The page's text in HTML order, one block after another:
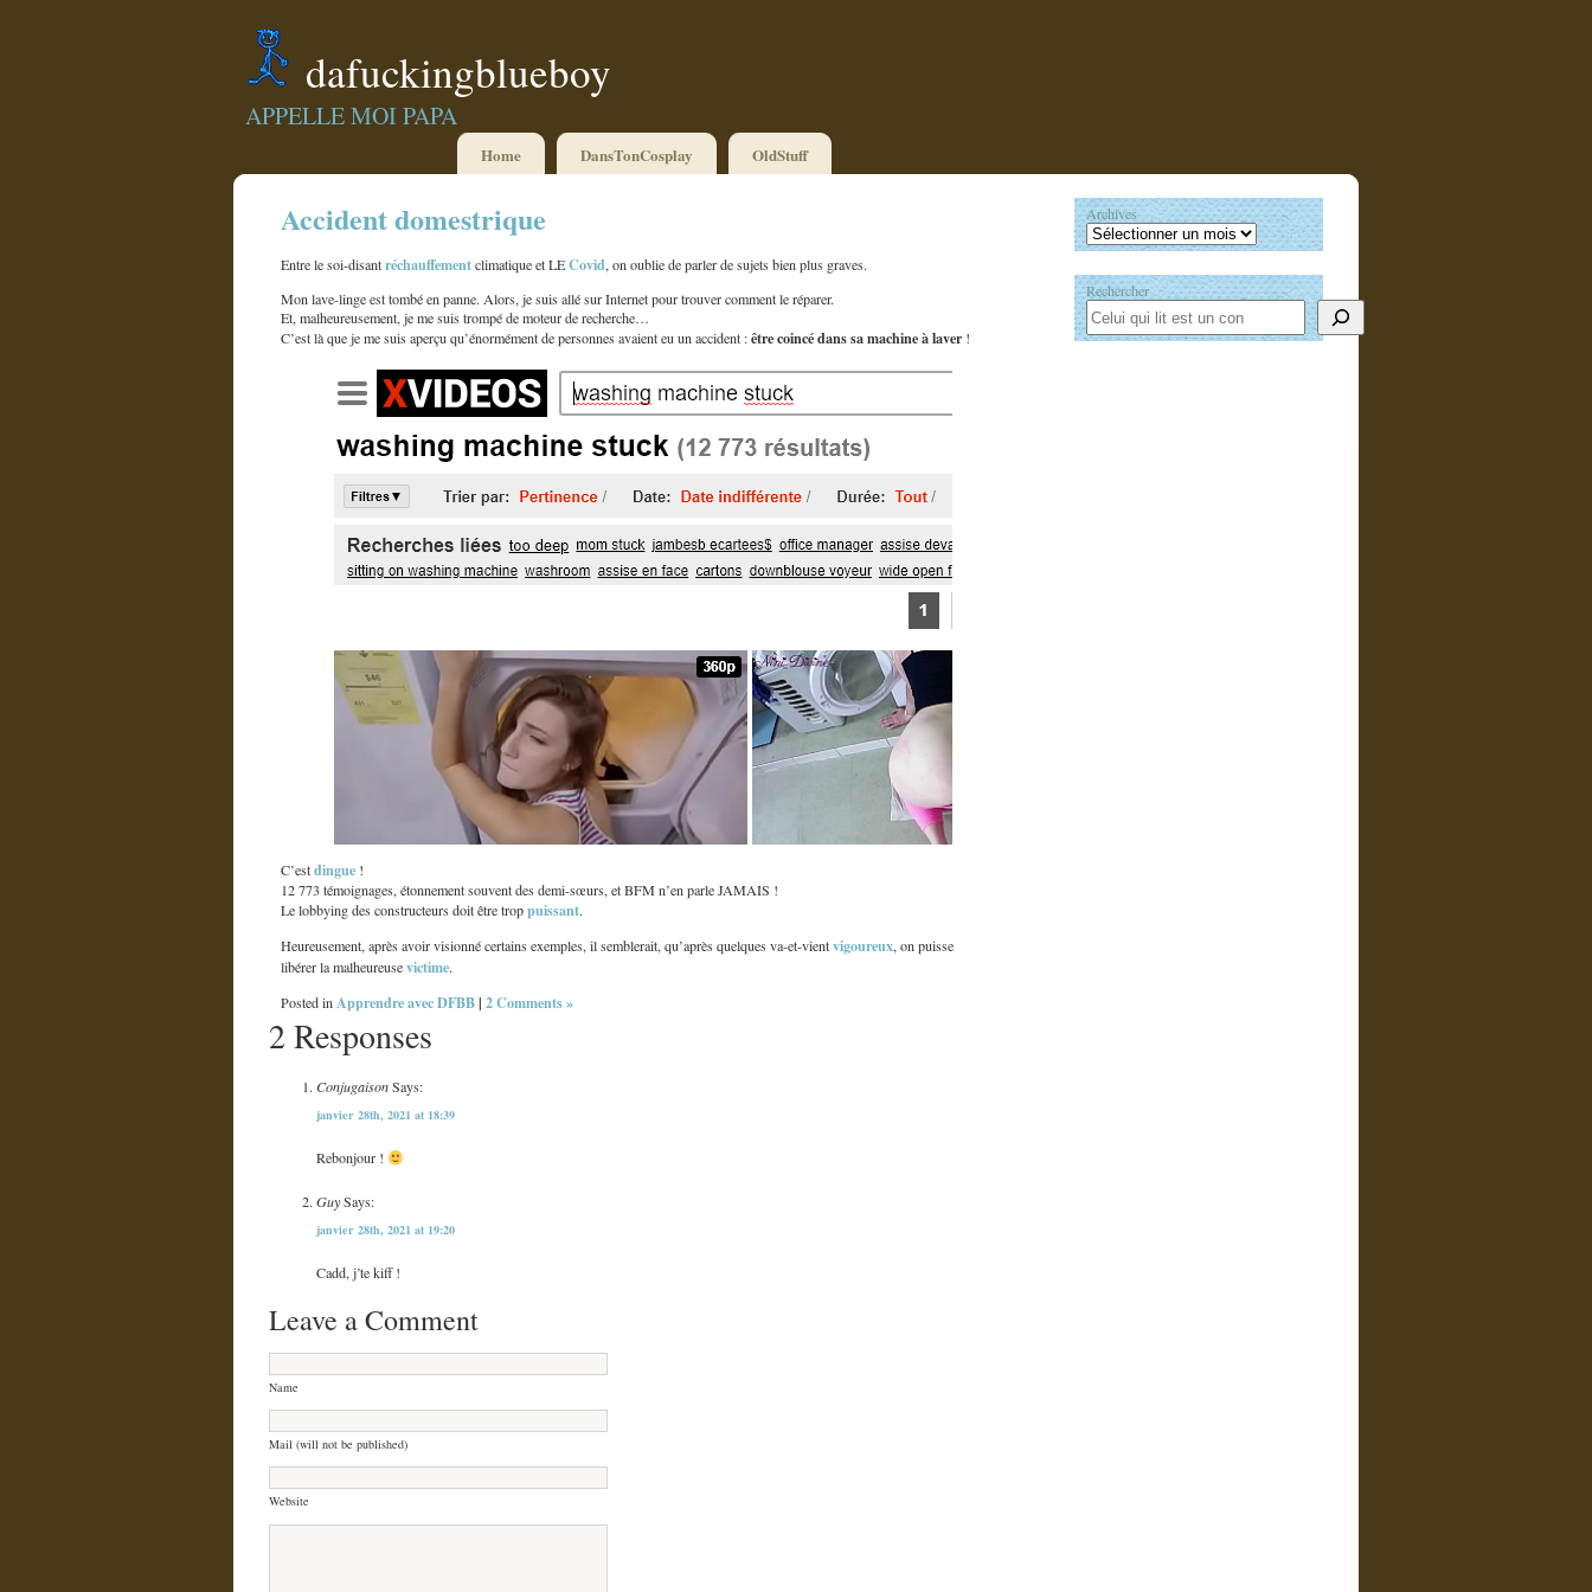
dafuckingblueboy
APPELLE MOI PAPA
Home DansTonCosplay OldStuff
Accident domestrique
Entre le soi-disantréchauffementclimatique et LECovid, on oublie de parler de sujets bien plus graves.
Mon lave-linge est tombé en panne. Alors, je suis allé sur Internet pour trouver comment le réparer.
Et, malheureusement, je me suis trompé de moteur de recherche…
C’est là que je me suis aperçu qu’énormément de personnes avaient eu un accident :être coincé dans sa machine à laver !
C’estdingue !
12 773 témoignages, étonnement souvent des demi-sœurs, et BFM n’en parle JAMAIS !
Le lobbying des constructeurs doit être troppuissant.
Heureusement, après avoir visionné certains exemples, il semblerait, qu’après quelques va-et-vientvigoureux, on puisse
libérer la malheureusevictime.
Posted inApprendre avec DFBB| 2 Comments »
2 Responses
ConjugaisonSays:
janvier 28th, 2021 at 18:39
Rebonjour !
GuySays:
janvier 28th, 2021 at 19:20
Cadd, j’te kiff !
Leave a Comment
Name
Mail (will not be published)
Website
Archives
Rechercher